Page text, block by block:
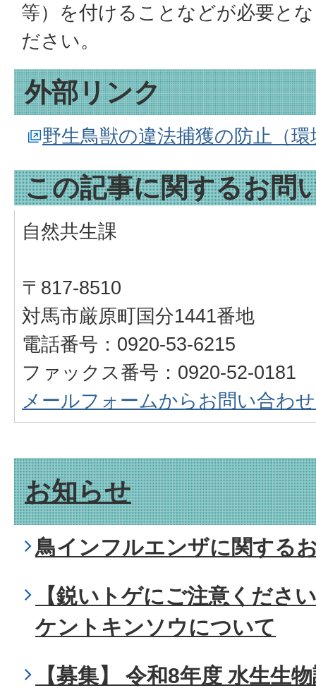
等）を付けることなどが必要と
ださい。
外部リンク
野生鳥獣の違法捕獲の防止（
この記事に関するお問
自然共生課
〒817-8510
対馬市厳原町国分1441番地
電話番号：0920-53-6215
ファックス番号：0920-52-0181
メールフォームからお問い合わ
お知らせ
鳥インフルエンザに関する
【鋭いトゲにご注意くださ
ケントキンソウについて
【募集】 令和8年度 水生生